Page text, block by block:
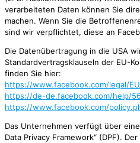
verarbeiteten Daten können Sie
machen. Wenn Sie die
sind wir verpflichtet, diese an
Die Datenübertragung in die USA
Standardvertragsklauseln der EU-
finden Sie hier:
https://www.facebook.com/legal/
https://de-de.facebook.com/help/
https://www.facebook.com/
Das Unternehmen verfügt über
Data Privacy Framework“ (DPF).